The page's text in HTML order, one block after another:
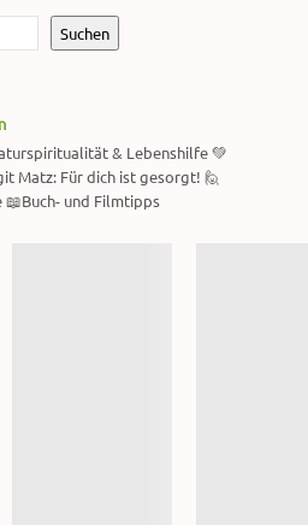
Suchen
& Lebenshilfe 💚
Matz: Für dich ist gesorgt! 🙋
📖Buch- und Filmtipps